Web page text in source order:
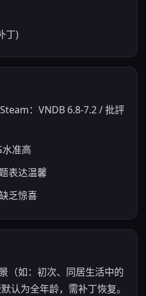
丁)
：VNDB 6.8-7.2 / 批評
水准高
表达温馨
乏惊喜
（如：初次、同居生活中的
认为全年龄，需补丁恢复。